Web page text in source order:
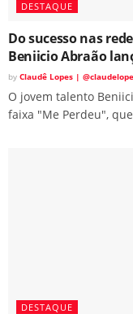
DESTAQUE
Do sucesso nas
Beniicio Abraão
by Claudê Lopes |
O jovem talento
faixa "Me Perdeu",
DESTAQUE